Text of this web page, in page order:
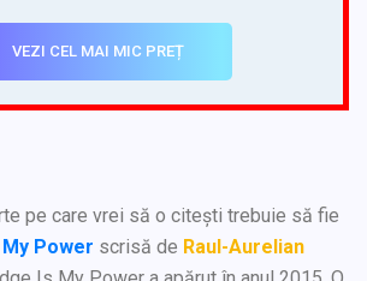
VEZI CEL MAI MIC PREȚ
pe care vrei să o citești trebuie să fie
Power scrisă de Raul-Aurelian